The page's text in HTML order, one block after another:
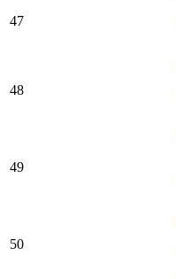
47
48
49
50